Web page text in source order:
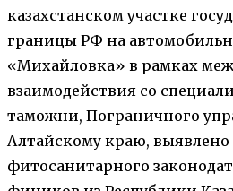
казахстанском участке
границы РФ на
«Михайловка» в рамках
взаимодействия со
таможни, Пограничного
Алтайскому краю,
фитосанитарного